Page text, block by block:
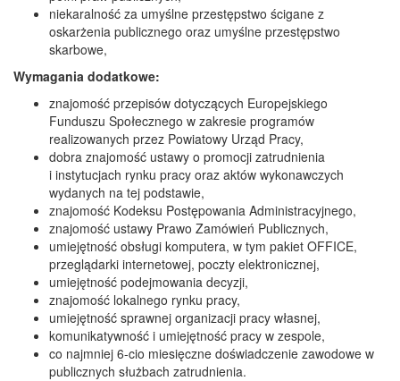
niekaralność za umyślne przestępstwo ścigane z
oskarżenia publicznego oraz umyślne przestępstwo
skarbowe,
Wymagania dodatkowe:
znajomość przepisów dotyczących Europejskiego
Funduszu Społecznego w zakresie programów
realizowanych przez Powiatowy Urząd Pracy,
dobra znajomość ustawy o promocji zatrudnienia
i instytucjach rynku pracy oraz aktów wykonawczych
wydanych na tej podstawie,
znajomość Kodeksu Postępowania Administracyjnego,
znajomość ustawy Prawo Zamówień Publicznych,
umiejętność obsługi komputera, w tym pakiet OFFICE,
przeglądarki internetowej, poczty elektronicznej,
umiejętność podejmowania decyzji,
znajomość lokalnego rynku pracy,
umiejętność sprawnej organizacji pracy własnej,
komunikatywność i umiejętność pracy w zespole,
co najmniej 6-cio miesięczne doświadczenie zawodowe w
publicznych służbach zatrudnienia.